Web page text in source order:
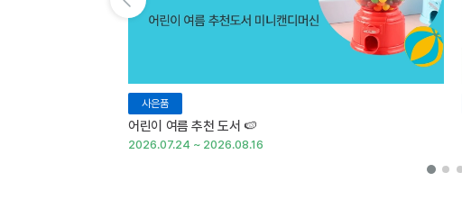
사은품
어린이 여름 추천 도서 🍉
2026.07.24 ~ 2026.08.16